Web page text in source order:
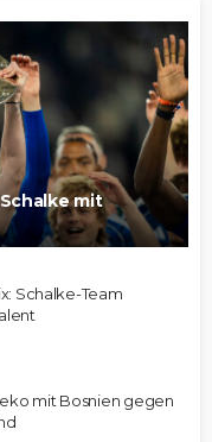
mit
Schalke-Team
mit Bosnien gegen